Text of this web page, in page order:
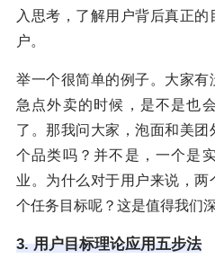
入思考，了解用户背后真正
户。
举一个很简单的例子。大家
急点外卖的时候，是不是也
了。那我问大家，泡面和美
个品类吗？并不是，一个是
业。为什么对于用户来说，
个任务目标呢？这是值得我们深
3. 用户目标理论应用五步法